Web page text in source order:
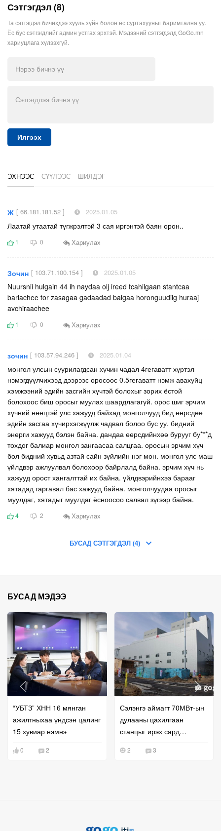
Сэтгэгдэл (8)
Та сэтгэгдэл бичихдээ хууль зүйн болон ёс суртахууныг баримтална уу.
Ёс бус сэтгэгдлийг админ устгах эрхтэй. Мэдээний сэтгэгдэлд GoGo.mn
хариуцлага хүлээхгүй.
Илгээх
ЭХНЭЭС СҮҮЛЭЭС ШИЛДЭГ
Ж [ 66.181.181.52 ] 2025.01.05
Лаатай утаатай түгжрэлтэй 3 сая иргэнтэй баян орон..
1 0 Хариулах
Зочин [ 103.71.100.154 ] 2025.01.05
Nuursnii hulgain 44 ih naydaa olj ireed tcahilgaan stantcaa
bariachee tor zasagaa gadaadad baigaa horonguudiig huraaj
avchiraachee
1 0 Хариулах
зочин [ 103.57.94.246 ] 2025.01.04
монгол улсын суурилагдсан хүчин чадал 4гегаватт хүртэл
нэмэгдүүлчихээд дээрээс оросоос 0.5гегаватт нэмж авахуйц
хэмжээний эдийн засгийн хүчтэй болохыг зорих ёстой
болохоос биш оросыг муулах шаардлагагүй. орос шиг эрчим
хүчний нөөцтэй улс хажууд байхад монголчууд бид өөрсдөө
эдийн засгаа хүчирхэгжүүлж чадвал болоо бус уу. бидний
энерги хажууд бэлэн байна. дандаа өөрсдийнхөө бурууг бу***д
тохдог балиар монгол зангаасаа салцгаа. оросын эрчим хүч
бол бидний хувьд азтай сайн зүйлийн нэг мөн. монгол улс маш
үйлдвэр ажлуулвал болохоор байрлалд байна. эрчим хүч нь
хажууд орост хангалттай их байна. үйлдвэрийнхээ барааг
хятадад гаргавал бас хажууд байна. монголчуудаа оросыг
муулдаг, хятадыг муулдаг ёсноосоо салвал зүгээр байна.
4 2 Хариулах
БУСАД СЭТГЭГДЭЛ (4)
БУСАД МЭДЭЭ
“УБТЗ” ХНН 16 мянган
ажилтныхаа үндсэн цалинг
15 хувиар нэмнэ
0 2
Сэлэнгэ аймагт 70МВт-ын
дулааны цахилгаан
станцыг ирэх сард
2 3